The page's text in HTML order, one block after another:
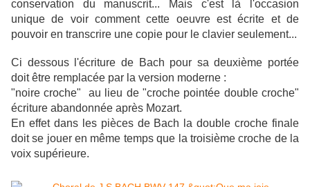
conservation du manuscrit... Mais c'est là l'occasion
unique de voir comment cette oeuvre est écrite et de
pouvoir en transcrire une copie pour le clavier seulement...
Ci dessous l'écriture de Bach pour sa deuxième portée
doit être remplacée par la version moderne :
"noire croche" au lieu de "croche pointée double croche"
écriture abandonnée après Mozart.
En effet dans les pièces de Bach la double croche finale
doit se jouer en même temps que la troisième croche de la
voix supérieure.